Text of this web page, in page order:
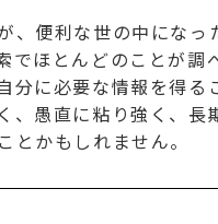
、便利な世の中になっ
でほとんどのことが調
分に必要な情報を得る
、愚直に粘り強く、長
かもしれません。